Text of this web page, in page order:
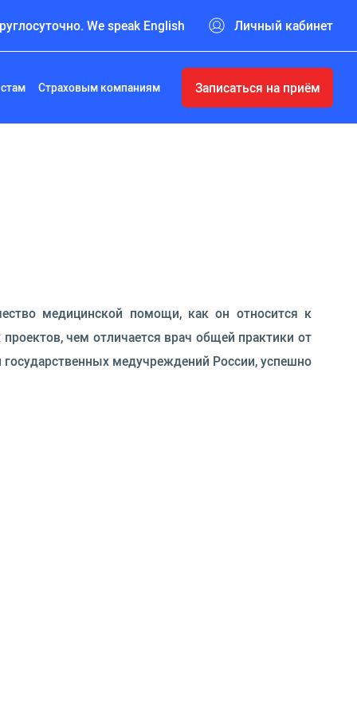
We speak English Личный кабинет
Страховым компаниям Записаться на приём
медицинской помощи, как он относится к
чем отличается врач общей практики от
государственных медучреждений России, успешно